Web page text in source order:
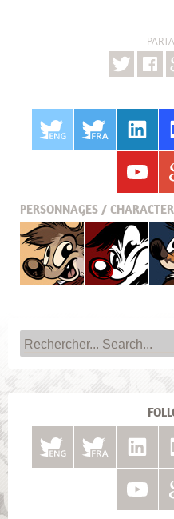
PERSONNAGES /
Titash Pistash